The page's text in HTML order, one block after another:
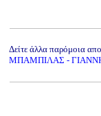
Δείτε άλλα παρόμοια
ΜΠΑΜΠΙΛΑΣ -